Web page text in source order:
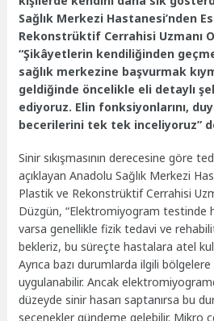
Sağlık Merkezi Hastanesi’nden
Rekonstrüktif Cerrahisi Uzmanı
“Şikâyetlerin kendiliğinden
sağlık merkezine başvurmak
geldiğinde öncelikle eli detaylı
ediyoruz. Elin fonksiyonlarını,
becerilerini tek tek inceliyoruz”
Sinir sıkışmasının derecesine göre
açıklayan Anadolu Sağlık Merkezi
Plastik ve Rekonstrüktif Cerrahisi
Düzgün, “Elektromiyogram testinde
varsa genellikle fizik tedavi ve
bekleriz, bu süreçte hastalara atel
Ayrıca bazı durumlarda ilgili
uygulanabilir. Ancak
düzeyde sinir hasarı saptanırsa bu
seçenekler gündeme gelebilir. Mikro